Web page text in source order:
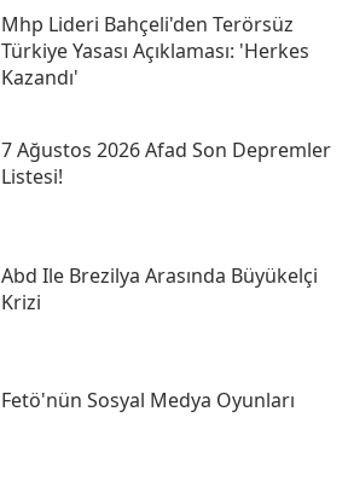
Mhp Lideri Bahçeli'den Terörsüz
Türkiye Yasası Açıklaması: 'herkes
Kazandı'
7 Ağustos 2026 Afad Son Depremler
Listesi!
Abd Ile Brezilya Arasında Büyükelçi
Krizi
Fetö'nün Sosyal Medya Oyunları